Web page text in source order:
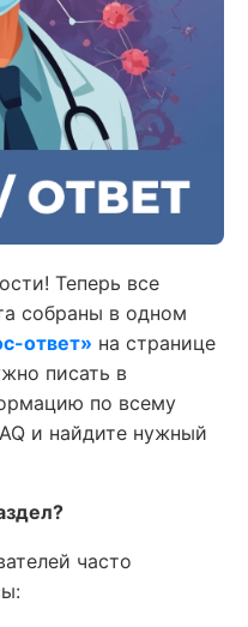
Теперь все
собраны в одном
ответ» на странице
писать в
по всему
и найдите нужный
часто